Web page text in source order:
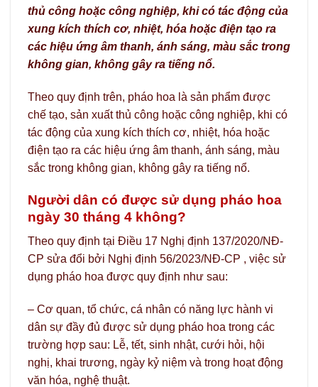
thủ công hoặc công nghiệp, khi có tác động của
xung kích thích cơ, nhiệt, hóa hoặc điện tạo ra
các hiệu ứng âm thanh, ánh sáng, màu sắc trong
không gian, không gây ra tiếng nổ.
Theo quy định trên, pháo hoa là sản phẩm được
chế tạo, sản xuất thủ công hoặc công nghiệp, khi có
tác động của xung kích thích cơ, nhiệt, hóa hoặc
điện tạo ra các hiệu ứng âm thanh, ánh sáng, màu
sắc trong không gian, không gây ra tiếng nổ.
Người dân có được sử dụng pháo hoa
ngày 30 tháng 4 không?
Theo quy định tại Điều 17 Nghị định 137/2020/NĐ-
CP sửa đổi bởi Nghị định 56/2023/NĐ-CP , việc sử
dụng pháo hoa được quy định như sau:
– Cơ quan, tổ chức, cá nhân có năng lực hành vi
dân sự đầy đủ được sử dụng pháo hoa trong các
trường hợp sau: Lễ, tết, sinh nhật, cưới hỏi, hội
nghị, khai trương, ngày kỷ niệm và trong hoạt động
văn hóa, nghệ thuật.